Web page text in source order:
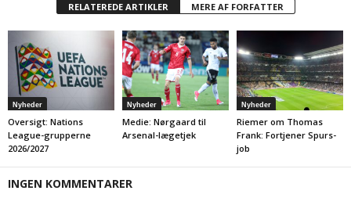
RELATEREDE ARTIKLER MERE AF FORFATTER
Nyheder
Oversigt: Nations
League-grupperne
2026/2027
Nyheder
Medie: Nørgaard til
Arsenal-lægetjek
Nyheder
Riemer om Thomas
Frank: Fortjener Spurs-
job
INGEN KOMMENTARER